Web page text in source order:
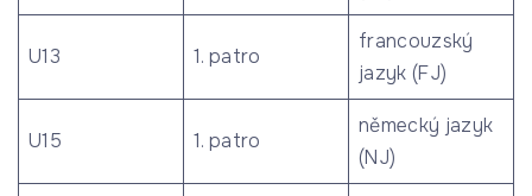
U13 1. patro
francouzský
jazyk (FJ)
U15 1. patro
německý jazyk
(NJ)